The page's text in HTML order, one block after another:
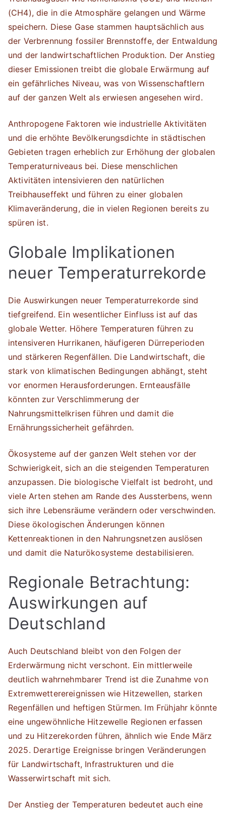
(CH4), die in die Atmosphäre gelangen und Wärme
speichern. Diese Gase stammen hauptsächlich aus
der Verbrennung fossiler Brennstoffe, der Entwaldung
und der landwirtschaftlichen Produktion. Der Anstieg
dieser Emissionen treibt die globale Erwärmung auf
ein gefährliches Niveau, was von Wissenschaftlern
auf der ganzen Welt als erwiesen angesehen wird.
Anthropogene Faktoren wie industrielle Aktivitäten
und die erhöhte Bevölkerungsdichte in städtischen
Gebieten tragen erheblich zur Erhöhung der globalen
Temperaturniveaus bei. Diese menschlichen
Aktivitäten intensivieren den natürlichen
Treibhauseffekt und führen zu einer globalen
Klimaveränderung, die in vielen Regionen bereits zu
spüren ist.
Globale Implikationen
neuer Temperaturrekorde
Die Auswirkungen neuer Temperaturrekorde sind
tiefgreifend. Ein wesentlicher Einfluss ist auf das
globale Wetter. Höhere Temperaturen führen zu
intensiveren Hurrikanen, häufigeren Dürreperioden
und stärkeren Regenfällen. Die Landwirtschaft, die
stark von klimatischen Bedingungen abhängt, steht
vor enormen Herausforderungen. Ernteausfälle
könnten zur Verschlimmerung der
Nahrungsmittelkrisen führen und damit die
Ernährungssicherheit gefährden.
Ökosysteme auf der ganzen Welt stehen vor der
Schwierigkeit, sich an die steigenden Temperaturen
anzupassen. Die biologische Vielfalt ist bedroht, und
viele Arten stehen am Rande des Aussterbens, wenn
sich ihre Lebensräume verändern oder verschwinden.
Diese ökologischen Änderungen können
Kettenreaktionen in den Nahrungsnetzen auslösen
und damit die Naturökosysteme destabilisieren.
Regionale Betrachtung:
Auswirkungen auf
Deutschland
Auch Deutschland bleibt von den Folgen der
Erderwärmung nicht verschont. Ein mittlerweile
deutlich wahrnehmbarer Trend ist die Zunahme von
Extremwetterereignissen wie Hitzewellen, starken
Regenfällen und heftigen Stürmen. Im Frühjahr könnte
eine ungewöhnliche Hitzewelle Regionen erfassen
und zu Hitzerekorden führen, ähnlich wie Ende März
2025. Derartige Ereignisse bringen Veränderungen
für Landwirtschaft, Infrastrukturen und die
Wasserwirtschaft mit sich.
Der Anstieg der Temperaturen bedeutet auch eine